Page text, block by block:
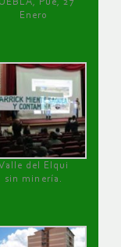
Pue, 27
Enero
del Elqui
sin minería.